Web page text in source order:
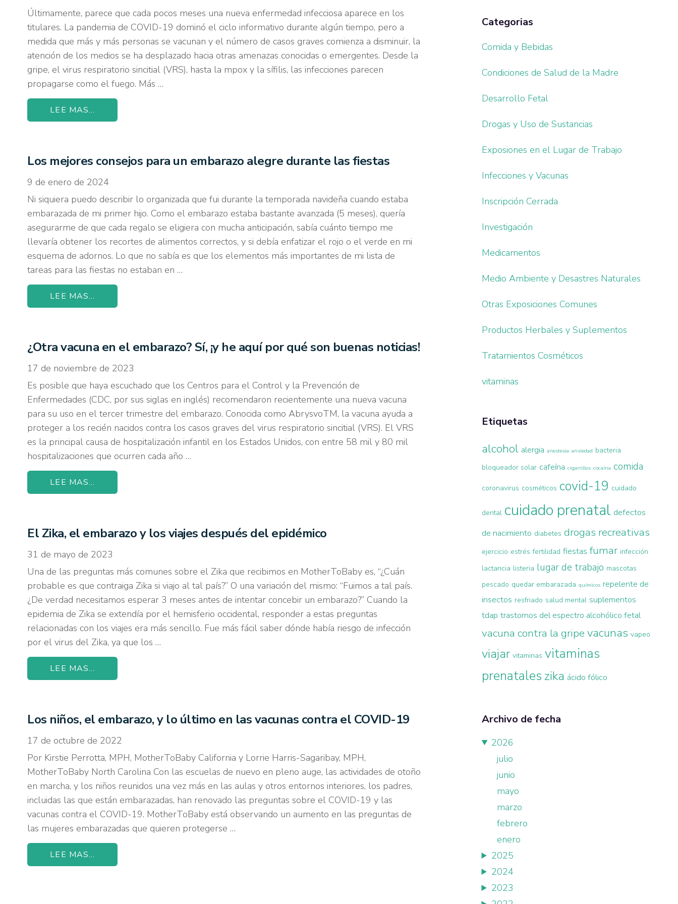
Últimamente, parece que cada pocos meses una nueva enfermedad infecciosa aparece en los
titulares. La pandemia de COVID-19 dominó el ciclo informativo durante algún tiempo, pero a
medida que más y más personas se vacunan y el número de casos graves comienza a disminuir, la
atención de los medios se ha desplazado hacia otras amenazas conocidas o emergentes. Desde la
gripe, el virus respiratorio sincitial (VRS), hasta la mpox y la sífilis, las infecciones parecen
propagarse como el fuego. Más …
LEE MAS...
Los mejores consejos para un embarazo alegre durante las fiestas
9 de enero de 2024
Ni siquiera puedo describir lo organizada que fui durante la temporada navideña cuando estaba
embarazada de mi primer hijo. Como el embarazo estaba bastante avanzada (5 meses), quería
asegurarme de que cada regalo se eligiera con mucha anticipación, sabía cuánto tiempo me
llevaría obtener los recortes de alimentos correctos, y si debía enfatizar el rojo o el verde en mi
esquema de adornos. Lo que no sabía es que los elementos más importantes de mi lista de
tareas para las fiestas no estaban en …
LEE MAS...
¿Otra vacuna en el embarazo? Sí, ¡y he aquí por qué son buenas noticias!
17 de noviembre de 2023
Es posible que haya escuchado que los Centros para el Control y la Prevención de
Enfermedades (CDC, por sus siglas en inglés) recomendaron recientemente una nueva vacuna
para su uso en el tercer trimestre del embarazo. Conocida como AbrysvoTM, la vacuna ayuda a
proteger a los recién nacidos contra los casos graves del virus respiratorio sincitial (VRS). El VRS
es la principal causa de hospitalización infantil en los Estados Unidos, con entre 58 mil y 80 mil
hospitalizaciones que ocurren cada año …
LEE MAS...
El Zika, el embarazo y los viajes después del epidémico
31 de mayo de 2023
Una de las preguntas más comunes sobre el Zika que recibimos en MotherToBaby es, “¿Cuán
probable es que contraiga Zika si viajo al tal país?” O una variación del mismo: “Fuimos a tal país.
¿De verdad necesitamos esperar 3 meses antes de intentar concebir un embarazo?” Cuando la
epidemia de Zika se extendía por el hemisferio occidental, responder a estas preguntas
relacionadas con los viajes era más sencillo. Fue más fácil saber dónde había riesgo de infección
por el virus del Zika, ya que los …
LEE MAS...
Los niños, el embarazo, y lo último en las vacunas contra el COVID-19
17 de octubre de 2022
Por Kirstie Perrotta, MPH, MotherToBaby California y Lorrie Harris-Sagaribay, MPH,
MotherToBaby North Carolina Con las escuelas de nuevo en pleno auge, las actividades de otoño
en marcha, y los niños reunidos una vez más en las aulas y otros entornos interiores, los padres,
incluidas las que están embarazadas, han renovado las preguntas sobre el COVID-19 y las
vacunas contra el COVID-19. MotherToBaby está observando un aumento en las preguntas de
las mujeres embarazadas que quieren protegerse …
LEE MAS...
Categorias
Comida y Bebidas
Condiciones de Salud de la Madre
Desarrollo Fetal
Drogas y Uso de Sustancias
Exposiones en el Lugar de Trabajo
Infecciones y Vacunas
Inscripción Cerrada
Investigación
Medicamentos
Medio Ambiente y Desastres Naturales
Otras Exposiciones Comunes
Productos Herbales y Suplementos
Tratamientos Cosméticos
vitaminas
Etiquetas
alcohol alergia anestesia ansiedad bacteria
bloqueador solar cafeína cigarrillos cocaína comida
coronavirus cosméticos covid-19 cuidado
dental cuidado prenatal defectos
de nacimiento diabetes drogas recreativas
ejercicio estrés fertilidad fiestas fumar infección
lactancia listeria lugar de trabajo mascotas
pescado quedar embarazada químicos repelente de
insectos resfriado salud mental suplementos
tdap trastornos del espectro alcohólico fetal
vacuna contra la gripe vacunas vapeo
viajar vitaminas vitaminas
prenatales zika ácido fólico
Archivo de fecha
2026
julio
junio
mayo
marzo
febrero
enero
2025
2024
2023